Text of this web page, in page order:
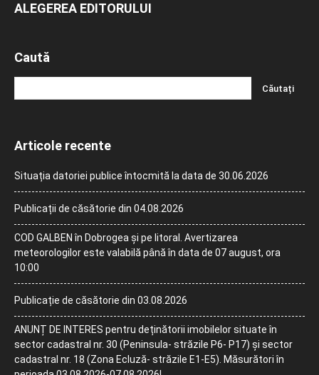
ALEGEREA EDITORULUI
Caută
Articole recente
Situația datoriei publice întocmită la data de 30.06.2026
Publicații de căsătorie din 04.08.2026
COD GALBEN în Dobrogea și pe litoral. Avertizarea
meteorologilor este valabilă până în data de 07 august, ora
10:00
Publicație de căsătorie din 03.08.2026
ANUNȚ DE INTERES pentru deținătorii imobilelor situate în
sector cadastral nr. 30 (Peninsula- străzile P6- P17) și sector
cadastral nr. 18 (Zona Ecluză- străzile E1-E5). Măsurători în